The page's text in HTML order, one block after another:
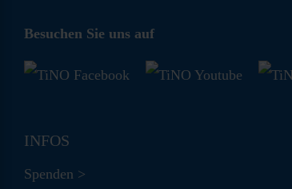
Besuchen Sie uns auf
INFOS
Spenden >